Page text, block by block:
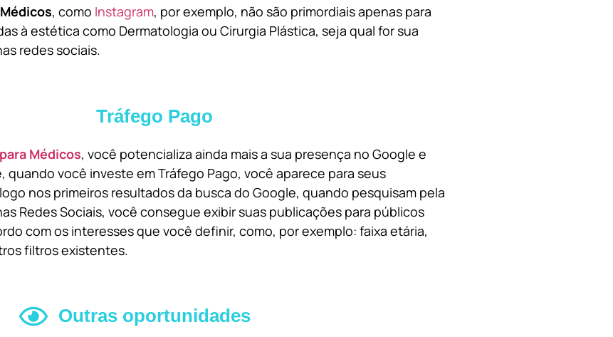
, como Instagram, por exemplo, não são primordiais apenas para
à estética como Dermatologia ou Cirurgia Plástica, seja qual for sua
redes sociais.
Tráfego Pago
Médicos, você potencializa ainda mais a sua presença no Google e
quando você investe em Tráfego Pago, você aparece para seus
nos primeiros resultados da busca do Google, quando pesquisam pela
Redes Sociais, você consegue exibir suas publicações para públicos
com os interesses que você definir, como, por exemplo: faixa etária,
filtros existentes.
Outras oportunidades